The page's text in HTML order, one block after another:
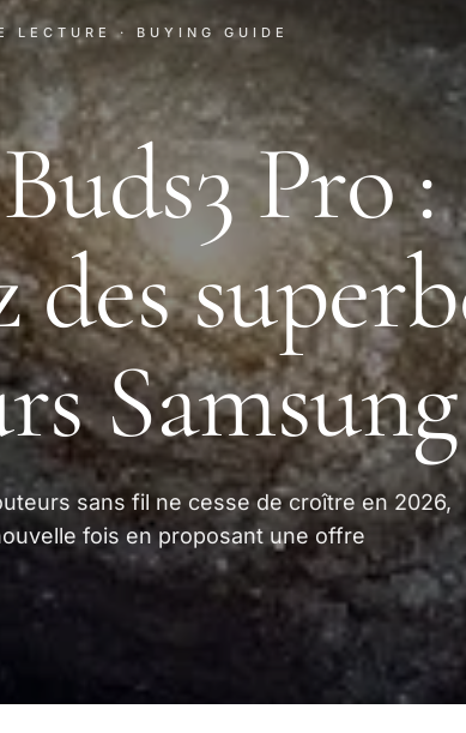
LECTURE · BUYING GUIDE
Pro :
Samsung
sans fil ne cesse de croître en 2026,
fois en proposant une offre